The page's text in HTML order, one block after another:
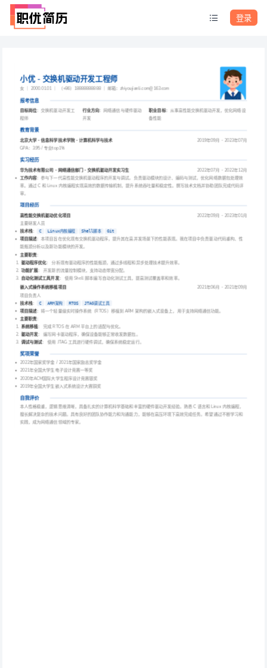
登录
小优 - 交换机驱动开发工程师
女 ｜ 2000.01.01 ｜ （+86）18888888888 ｜ 邮箱：zhiyoujianli.com@163.com
报考信息
目标岗位：交换机驱动开发工
程师
行业方向：网络通信与硬件驱动
开发
职业目标：从事高性能交换机驱动开发，优化网络设
备性能
教育背景
北京大学 - 信息科学技术学院 - 计算机科学与技术
2019年09月 - 2023年07月
GPA：3.95 / 专业top1%
实习经历
华为技术有限公司 - 网络通信部门 - 交换机驱动开发实习生 2022年07月 - 2022年12月
工作内容：参与下一代高性能交换机驱动程序的开发与调试。负责驱动模块的设计、编码与测试，优化网络数据包处理效
率。通过 C 和 Linux 内核编程实现高效的数据传输机制，提升系统吞吐量和稳定性。撰写技术文档并协助团队完成代码评
审。
项目经历
高性能交换机驱动优化项目
2022年09月 - 2023年01月
主要研发人员
技术栈： C Linux内核编程 Shell脚本 Git
项目描述：本项目旨在优化现有交换机驱动程序，提升其在高并发场景下的性能表现。我在项目中负责驱动代码重构、性
能瓶颈分析以及新功能模块的开发。
主要职责：
驱动程序优化： 分析现有驱动程序的性能瓶颈，通过多线程和异步处理技术提升效率。
功能扩展： 开发新的流量控制模块，支持动态带宽分配。
自动化测试工具开发： 使用 Shell 脚本编写自动化测试工具，提高测试覆盖率和效率。
嵌入式操作系统移植项目
2021年06月 - 2021年09月
项目负责人
技术栈： C ARM架构 RTOS JTAG调试工具
项目描述：将一个轻量级实时操作系统（RTOS）移植到 ARM 架构的嵌入式设备上，用于支持网络通信功能。
主要职责：
系统移植： 完成 RTOS 在 ARM 平台上的适配与优化。
驱动开发： 编写网卡驱动程序，确保设备能够正常收发数据包。
调试与测试： 使用 JTAG 工具进行硬件调试，确保系统稳定运行。
奖项荣誉
2022年国家奖学金 / 2021年国家励志奖学金
2021年全国大学生电子设计竞赛一等奖
2020年ACM国际大学生程序设计竞赛银奖
2019年全国大学生嵌入式系统设计大赛铜奖
自我评价
本人性格稳重，逻辑思维清晰，具备扎实的计算机科学基础和丰富的硬件驱动开发经验。熟悉 C 语言和 Linux 内核编程，
擅长解决复杂的技术问题。具有良好的团队协作能力和沟通能力，能够在高压环境下高效完成任务。希望通过不断学习和
实践，成为网络通信领域的专家。